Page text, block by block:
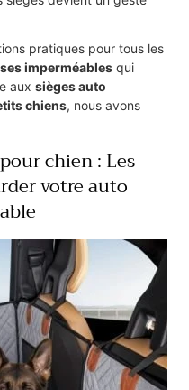
pratiques pour tous les
imperméables qui
aux sièges auto
chiens, nous avons
chien : Les
votre auto